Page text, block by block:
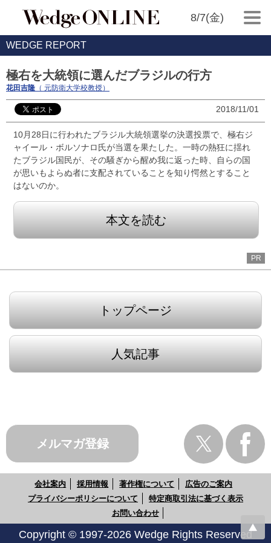
8/7(金)
WEDGE REPORT
極右を大統領に選んだブラジルの行方
花田吉隆 （ 元防衛大学校教授）
2018/11/01
10月28日に行われたブラジル大統領選挙の決選投票で、極右ジ
ャイール・ボルソナロ氏が当選を果たした。一時の熱狂に揺れ
たブラジル国民が、その騒ぎから醒め我に返った時、自らの国
が思いもよらぬ者に支配されていることを知り愕然とすること
はないのか。
本文を読む
PR
トップページ
人気記事
メルマガ登録
会社案内 採用情報 著作権について
広告のご案内
プライバシーポリシーについて
特定商取引法に基づく表示
お問い合わせ
Copyright © 1997-2026 Wedge Rights Reserved